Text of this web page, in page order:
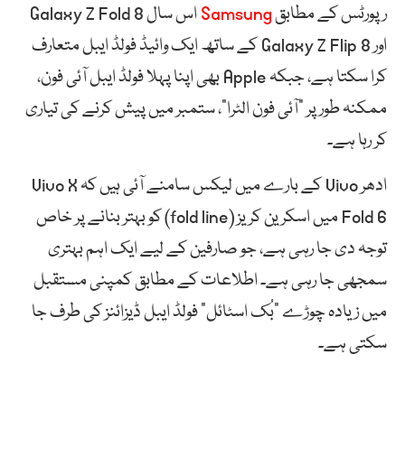
رپورٹس کے مطابقSamsung
اس سال Galaxy Z Fold 8
اور Galaxy Z Flip 8 کے ساتھ ایک وائیڈ فولڈ ایبل متعارف
کرا سکتا ہے، جبکہ Apple بھی اپنا پہلا فولڈ ایبل آئی فون،
ممکنہ طور پر “آئی فون الٹرا”، ستمبر میں پیش کرنے کی تیاری
کر رہا ہے۔
ادھر Vivo کے بارے میں لیکس سامنے آئی ہیں کہ Vivo X
Fold 6 میں اسکرین کریز (fold line) کو بہتر بنانے پر خاص
توجہ دی جا رہی ہے، جو صارفین کے لیے ایک اہم بہتری
سمجھی جا رہی ہے۔ اطلاعات کے مطابق کمپنی مستقبل
میں زیادہ چوڑے “بُک اسٹائل” فولڈ ایبل ڈیزائنز کی طرف جا
سکتی ہے۔